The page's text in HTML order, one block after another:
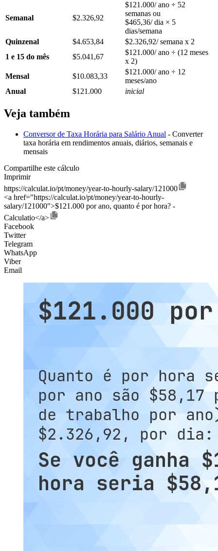
Semanal $2.326,92
$121.000/ ano ÷ 52
semanas ou
$465,36/ dia × 5
dias/semana
Quinzenal
$4.653,84
$2.326,92/ semana x 2
1 e 15 do mês
$5.041,67
$121.000/ ano ÷ (12 meses
x 2)
Mensal
$10.083,33
$121.000/ ano ÷ 12
meses/ano
Anual
$121.000 inicial
Veja também
Conversor de Taxa Horária para Salário Anual - Converter
taxa horária em rendimentos anuais, diários, semanais e
mensais
Compartilhe este cálculo
Imprimir
https://calculat.io/pt/money/year-to-hourly-salary/121000
<a href="https://calculat.io/pt/money/year-to-hourly-
salary/121000">$121.000 por ano, quanto é por hora? -
Calculatio</a>
Facebook
Twitter
Telegram
WhatsApp
Viber
Email